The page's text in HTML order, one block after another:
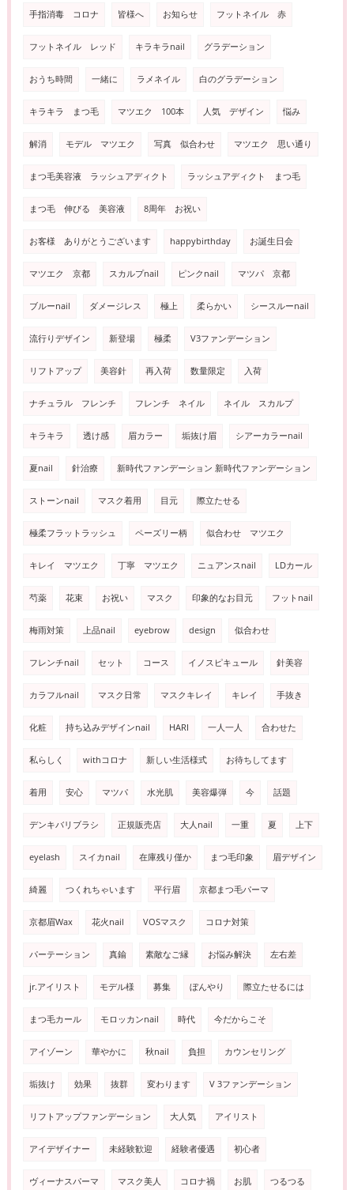
手指消毒 コロナ 皆様へ お知らせ フットネイル 赤
フットネイル レッド キラキラnail グラデーション
おうち時間 一緒に ラメネイル 白のグラデーション
キラキラ まつ毛 マツエク 100本 人気 デザイン 悩み
解消 モデル マツエク 写真 似合わせ マツエク 思い通り
まつ毛美容液 ラッシュアディクト ラッシュアディクト まつ毛
まつ毛 伸びる 美容液 8周年 お祝い
お客様 ありがとうございます happybirthday お誕生日会
マツエク 京都 スカルプnail ピンクnail マツパ 京都
ブルーnail ダメージレス 極上 柔らかい シースルーnail
流行りデザイン 新登場 極柔 V3ファンデーション
リフトアップ 美容針 再入荷 数量限定 入荷
ナチュラル フレンチ フレンチ ネイル ネイル スカルプ
キラキラ 透け感 眉カラー 垢抜け眉 シアーカラーnail
夏nail 針治療 新時代ファンデーション 新時代ファンデーション
ストーンnail マスク着用 目元 際立たせる
極柔フラットラッシュ ペーズリー柄 似合わせ マツエク
キレイ マツエク 丁寧 マツエク ニュアンスnail LDカール
芍薬 花束 お祝い マスク 印象的なお目元 フットnail
梅雨対策 上品nail eyebrow design 似合わせ
フレンチnail セット コース イノスピキュール 針美容
カラフルnail マスク日常 マスクキレイ キレイ 手抜き
化粧 持ち込みデザインnail HARI 一人一人 合わせた
私らしく withコロナ 新しい生活様式 お待ちしてます
着用 安心 マツパ 水光肌 美容爆弾 今 話題
デンキバリブラシ 正規販売店 大人nail 一重 夏 上下
eyelash スイカnail 在庫残り僅か まつ毛印象 眉デザイン
綺麗 つくれちゃいます 平行眉 京都まつ毛パーマ
京都眉Wax 花火nail VOSマスク コロナ対策
パーテーション 真鍮 素敵なご縁 お悩み解決 左右差
jr.アイリスト モデル様 募集 ぼんやり 際立たせるには
まつ毛カール モロッカンnail 時代 今だからこそ
アイゾーン 華やかに 秋nail 負担 カウンセリング
垢抜け 効果 抜群 変わります V 3ファンデーション
リフトアップファンデーション 大人気 アイリスト
アイデザイナー 未経験歓迎 経験者優遇 初心者
ヴィーナスパーマ マスク美人 コロナ禍 お肌 つるつる